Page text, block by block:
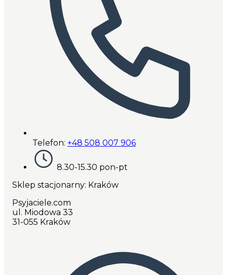
Telefon: +48 508 007 906
8.30-15.30 pon-pt
Sklep stacjonarny: Kraków
Psyjaciele.com
ul. Miodowa 33
31-055 Kraków